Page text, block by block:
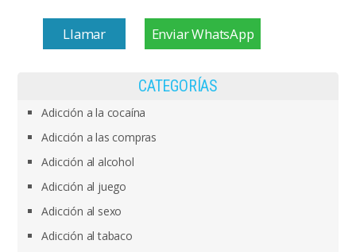
Llamar Enviar WhatsApp
CATEGORÍAS
Adicción a la cocaína
Adicción a las compras
Adicción al alcohol
Adicción al juego
Adicción al sexo
Adicción al tabaco